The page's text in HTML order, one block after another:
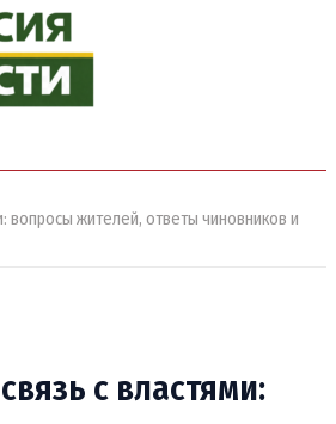
вопросы жителей, ответы чиновников и
с властями: